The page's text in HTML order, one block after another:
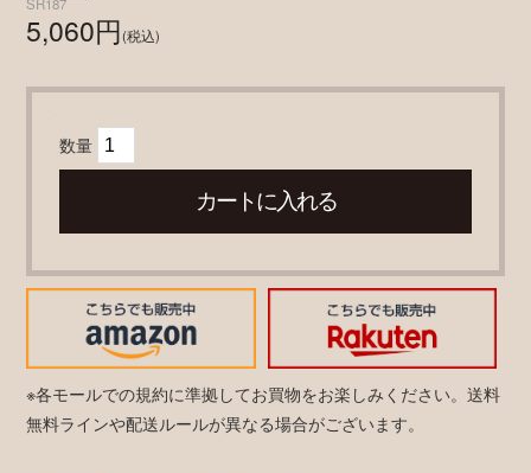
5,060円(税込)
数量
※各モールでの規約に準拠してお買物をお楽しみください。送料
無料ラインや配送ルールが異なる場合がございます。